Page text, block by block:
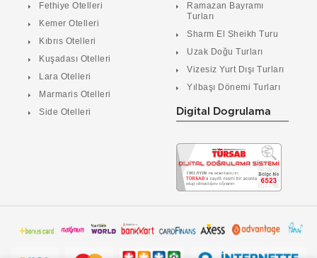
Fethiye Otelleri
Kemer Otelleri
Kıbrıs Otelleri
Kuşadası Otelleri
Lara Otelleri
Marmaris Otelleri
Side Otelleri
Ramazan Bayramı
Turları
Sharm El Sheikh Turu
Uzak Doğu Turları
Vizesiz Yurt Dışı Turları
Yılbaşı Dönemi Turları
Digital Dogrulama